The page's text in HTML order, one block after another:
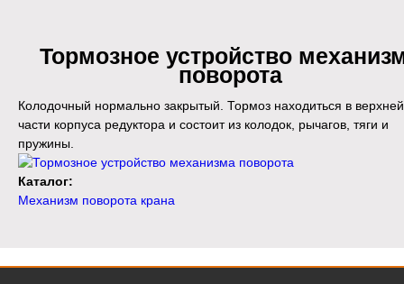
Тормозное устройство
поворота
Колодочный нормально закрытый. Тормоз находиться в верхней
части корпуса редуктора и состоит из колодок, рычагов, тяги и
пружины.
Каталог:
Механизм поворота крана